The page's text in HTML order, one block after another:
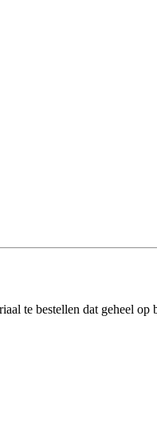
te bestellen dat geheel